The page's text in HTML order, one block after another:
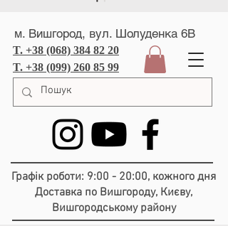
м. Вишгород, вул. Шолуденка 6В
T. +38 (068) 384 82 20
T. +38 (099) 260 85 99
Графік роботи: 9:00 - 20:00, кожного дня
Доставка по Вишгороду, Києву,
Вишгородському району